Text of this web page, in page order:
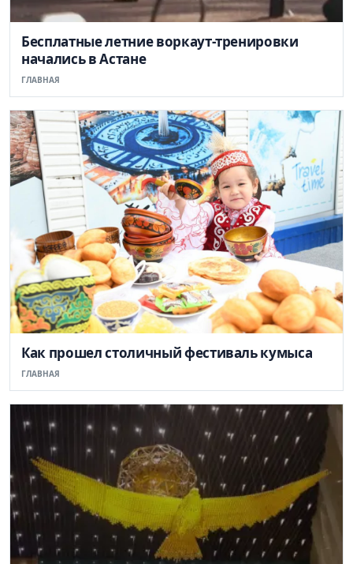
Бесплатные летние воркаут-тренировки
начались в Астане
ГЛАВНАЯ
Как прошел столичный фестиваль кумыса
ГЛАВНАЯ